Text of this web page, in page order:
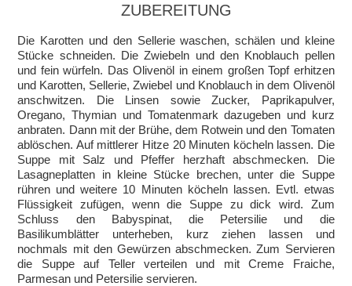
ZUBEREITUNG
Die Karotten und den Sellerie waschen, schälen und kleine
Stücke schneiden. Die Zwiebeln und den Knoblauch pellen
und fein würfeln. Das Olivenöl in einem großen Topf erhitzen
und Karotten, Sellerie, Zwiebel und Knoblauch in dem Olivenöl
anschwitzen. Die Linsen sowie Zucker, Paprikapulver,
Oregano, Thymian und Tomatenmark dazugeben und kurz
anbraten. Dann mit der Brühe, dem Rotwein und den Tomaten
ablöschen. Auf mittlerer Hitze 20 Minuten köcheln lassen. Die
Suppe mit Salz und Pfeffer herzhaft abschmecken. Die
Lasagneplatten in kleine Stücke brechen, unter die Suppe
rühren und weitere 10 Minuten köcheln lassen. Evtl. etwas
Flüssigkeit zufügen, wenn die Suppe zu dick wird. Zum
Schluss den Babyspinat, die Petersilie und die
Basilikumblätter unterheben, kurz ziehen lassen und
nochmals mit den Gewürzen abschmecken. Zum Servieren
die Suppe auf Teller verteilen und mit Creme Fraiche,
Parmesan und Petersilie servieren.